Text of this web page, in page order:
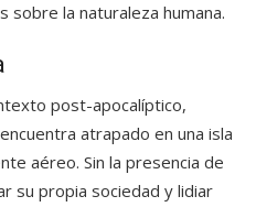
sobre la naturaleza humana.
post-apocalíptico,
atrapado en una isla
aéreo. Sin la presencia de
su propia sociedad y lidiar